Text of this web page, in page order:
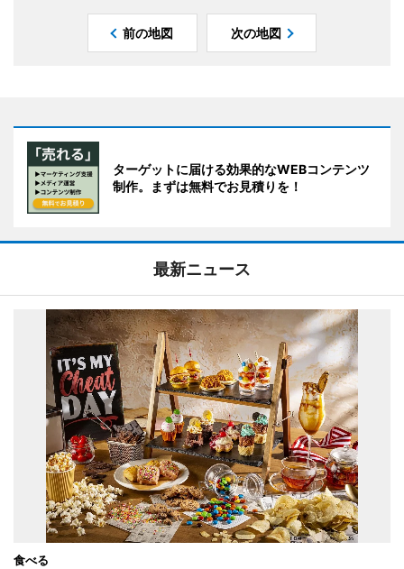
前の地図 次の地図
ターゲットに届ける効果的なWEBコンテンツ
制作。まずは無料でお見積りを！
最新ニュース
食べる